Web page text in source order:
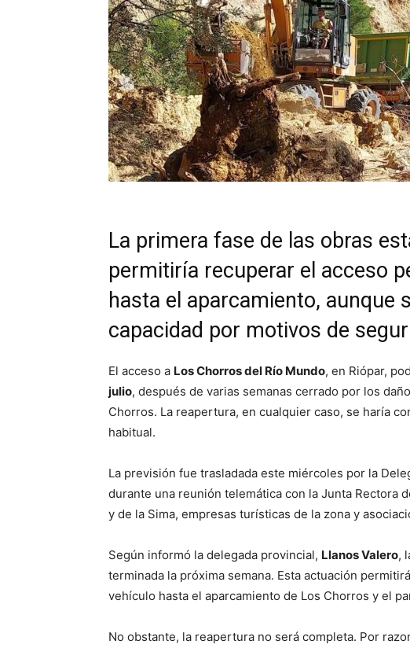
La primera fase de las obras
permitiría recuperar el acceso
hasta el aparcamiento, aunque
capacidad por motivos de
El acceso a Los Chorros del Río Mundo, en Riópar,
julio, después de varias semanas cerrado por los
Chorros. La reapertura, en cualquier caso, se haría
habitual.
La previsión fue trasladada este miércoles por la
durante una reunión telemática con la Junta Rectora
y de la Sima, empresas turísticas de la zona y
Según informó la delegada provincial, Llanos Valero,
terminada la próxima semana. Esta actuación
vehículo hasta el aparcamiento de Los Chorros y el
No obstante, la reapertura no será completa. Por